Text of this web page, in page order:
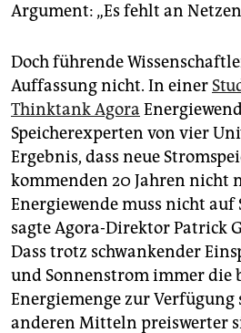
Argument: „Es fehlt an
Doch führende
Auffassung nicht. In einer
Thinktank Agora
Speicherexperten von vier
Ergebnis, dass neue
kommenden 20 Jahren nicht
Energiewende muss nicht auf
sagte Agora-Direktor Patrick
Dass trotz schwankender
und Sonnenstrom immer die
Energiemenge zur Verfügung
anderen Mitteln preiswerter